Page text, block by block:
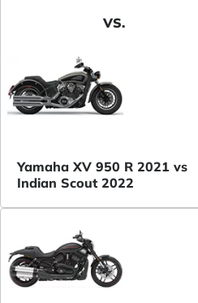
VS.
Yamaha XV 950 R 2021 vs
Indian Scout 2022